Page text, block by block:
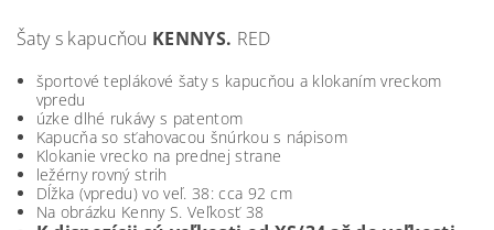
Šaty s kapucňou KENNYS. RED
športové teplákové šaty s kapucňou a klokaním vreckom
vpredu
úzke dlhé rukávy s patentom
Kapucňa so sťahovacou šnúrkou s nápisom
Klokanie vrecko na prednej strane
ležérny rovný strih
Dĺžka (vpredu) vo veľ. 38: cca 92 cm
Na obrázku Kenny S. Veľkosť 38